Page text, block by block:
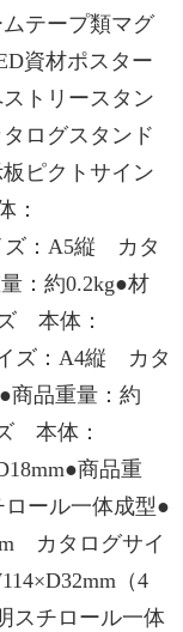
テープ類マグ
資材ポスター
トリースタン
ログスタンド
ピクトサイン
：
ズ：A5縦 カタ
：約0.2kg●材
本体：
ズ：A4縦 カタ
商品重量：約
本体：
商品重
ール一体成型●
カタログサイ
（4
スチロール一体